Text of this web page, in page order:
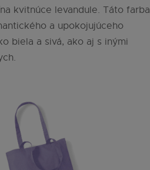
kvitnúce levandule. Táto farba
a upokojujúceho
biela a sivá, ako aj s inými